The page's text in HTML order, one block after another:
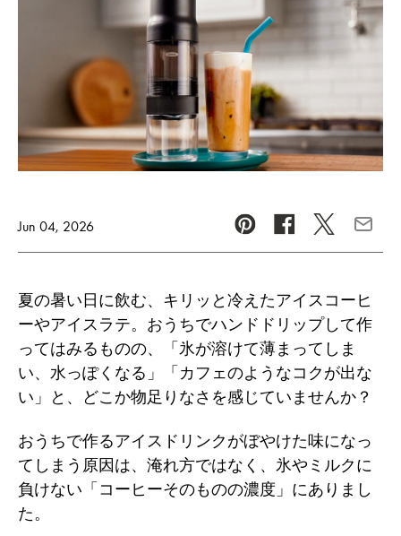
Jun 04, 2026
夏の暑い日に飲む、キリッと冷えたアイスコーヒ
ーやアイスラテ。おうちでハンドドリップして作
ってはみるものの、「氷が溶けて薄まってしま
い、水っぽくなる」「カフェのようなコクが出な
い」と、どこか物足りなさを感じていませんか？
おうちで作るアイスドリンクがぼやけた味になっ
てしまう原因は、淹れ方ではなく、氷やミルクに
負けない「コーヒーそのものの濃度」にありまし
た。